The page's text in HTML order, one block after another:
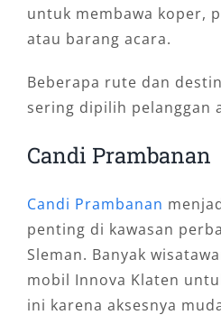
untuk membawa koper,
atau barang acara.
Beberapa rute dan
sering dipilih pelanggan
Candi Prambanan
Candi Prambanan
penting di kawasan
Sleman. Banyak
mobil Innova Klaten
ini karena aksesnya